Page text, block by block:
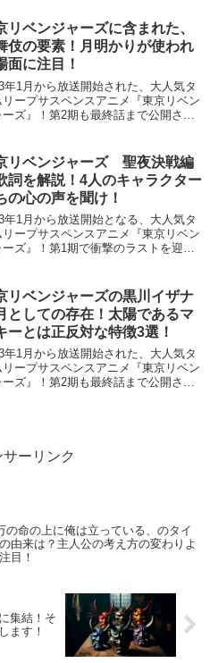
出典元：TVアニメ『東京リベンジャ
...
リベンジャーズに含まれた、
伎の要素！月明かりが使われ
面に注目！
年1月から放送開始された、大人気タ
リープサスペンスアニメ『東京リベン
ーズ』！第2期も最終話まで公開さ
公式サイト)この東京リベンジャーズ
が、ア...
リベンジャーズ 聖夜決戦編
詞を解説！4人のキャラクター
の心の声を聞け！
年1月から放送開始となる、大人気タ
リープサスペンスアニメ『東京リベン
ーズ』！第1期で衝撃のラストを迎え
(出典元：TVアニメ『東京リベンジャ
...
リベンジャーズの黒川イザナ
としての存在！太陽であるマ
ーとは正反対な特徴3選！
年1月から放送開始された、大人気タ
リープサスペンスアニメ『東京リベン
ーズ』！第2期も最終話まで公開さ
サーリンク
の命の上に俺は立っている、のタイ
由来は？主人公の考え方の変わりよ
目！
集結！そ
ます！